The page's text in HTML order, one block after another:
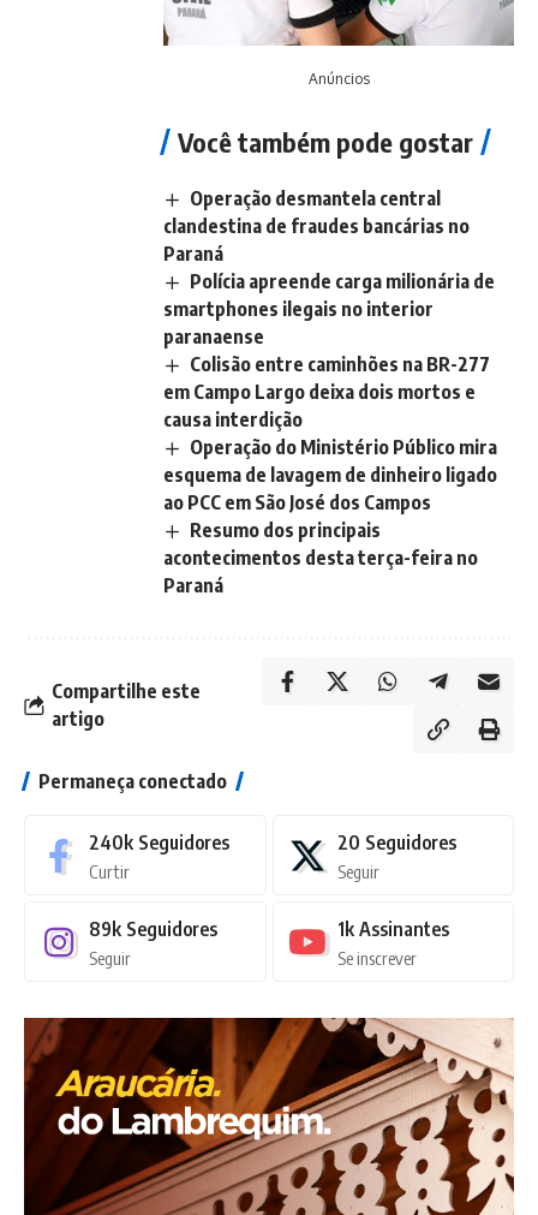
Anúncios
Você também pode gostar
Operação desmantela central
clandestina de fraudes bancárias no
Paraná
Polícia apreende carga milionária de
smartphones ilegais no interior
paranaense
Colisão entre caminhões na BR-277
em Campo Largo deixa dois mortos e
causa interdição
Operação do Ministério Público mira
esquema de lavagem de dinheiro ligado
ao PCC em São José dos Campos
Resumo dos principais
acontecimentos desta terça-feira no
Paraná
Compartilhe este
artigo
Permaneça conectado
240k Seguidores
Curtir
20 Seguidores
Seguir
89k Seguidores
Seguir
1k Assinantes
Se inscrever